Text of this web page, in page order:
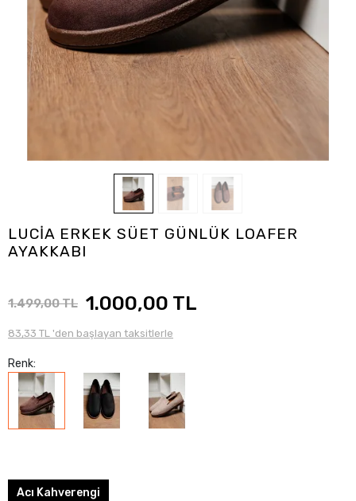
LUCİA ERKEK SÜET GÜNLÜK LOAFER
AYAKKABI
1.499,00 TL 1.000,00 TL
83,33 TL 'den başlayan taksitlerle
Renk:
Acı Kahverengi